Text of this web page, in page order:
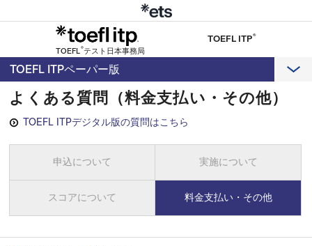
TOEFL®テスト日本事務局
TOEFL ITP®
TOEFL ITPペーパー版
よくある質問（料金支払い・その他）
TOEFL ITPデジタル版の質問はこちら
申込について 実施について
スコアについて 料金支払い・その他